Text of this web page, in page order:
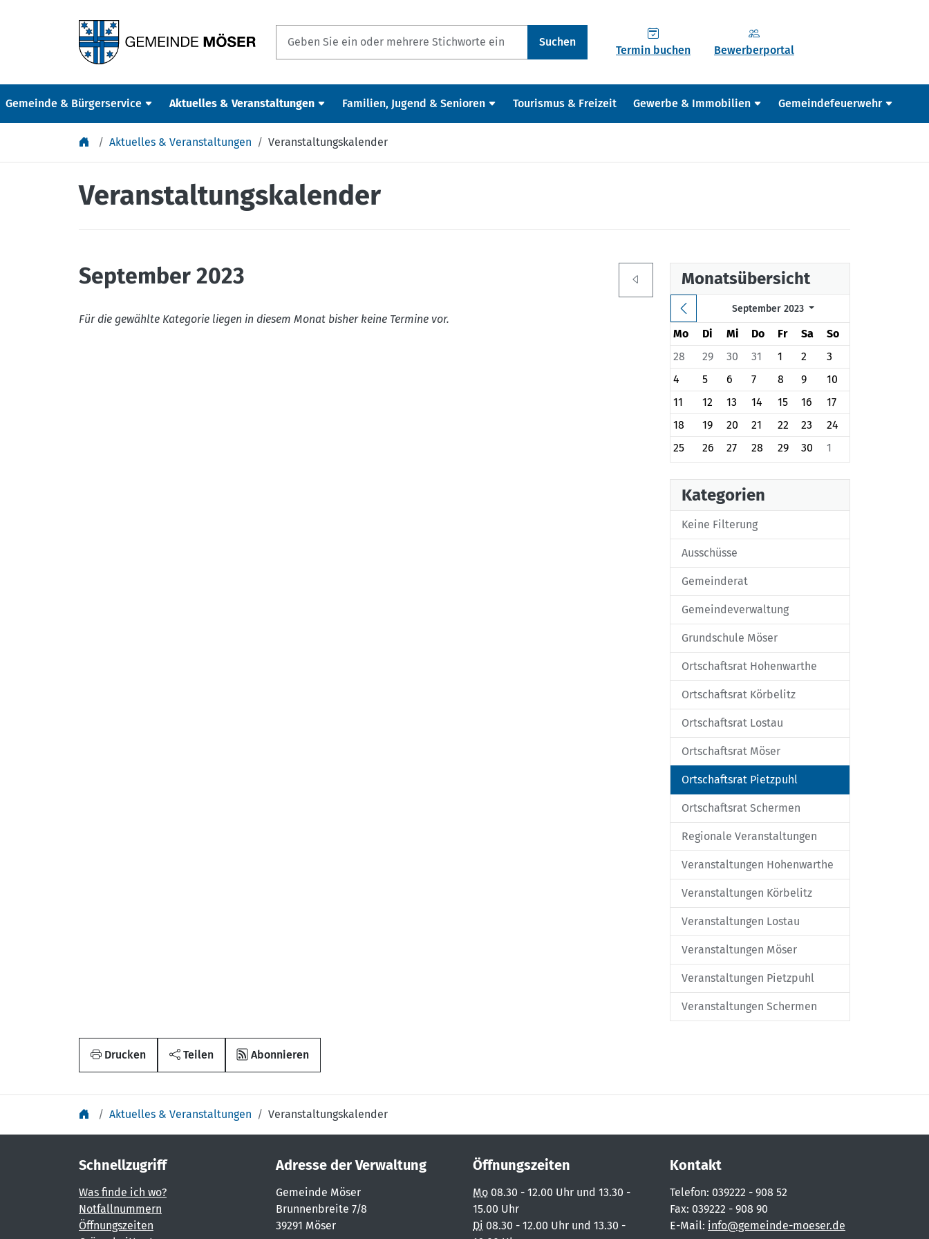
Suchen
Termin buchen Bewerberportal
Gemeinde & Bürgerservice Aktuelles & Veranstaltungen Familien, Jugend & Senioren Tourismus & Freizeit Gewerbe & Immobilien Gemeindefeuerwehr
Aktuelles & Veranstaltungen Veranstaltungskalender
Veranstaltungskalender
September 2023
Für die gewählte Kategorie liegen in diesem Monat bisher keine Termine vor.
Monatsübersicht
September 2023
Mo Di Mi Do Fr Sa
So
28
29 30 31 1 2
3
4
5 6 7 8 9
10
11
12 13 14 15 16
17
18
19 20 21 22 23
24
25
26 27 28 29 30 1
Kategorien
Keine Filterung
Ausschüsse
Gemeinderat
Gemeindeverwaltung
Grundschule Möser
Ortschaftsrat Hohenwarthe
Ortschaftsrat Körbelitz
Ortschaftsrat Lostau
Ortschaftsrat Möser
Ortschaftsrat Pietzpuhl
Ortschaftsrat Schermen
Regionale Veranstaltungen
Veranstaltungen Hohenwarthe
Veranstaltungen Körbelitz
Veranstaltungen Lostau
Veranstaltungen Möser
Veranstaltungen Pietzpuhl
Veranstaltungen Schermen
Drucken Teilen Abonnieren
Aktuelles & Veranstaltungen Veranstaltungskalender
Schnellzugriff
Was finde ich wo?
Notfallnummern
Öffnungszeiten
Adresse der Verwaltung
Gemeinde Möser
Brunnenbreite 7/8
39291 Möser
Öffnungszeiten
Mo 08.30 - 12.00 Uhr und 13.30 -
15.00 Uhr
Di 08.30 - 12.00 Uhr und 13.30 -
Kontakt
Telefon: 039222 - 908 52
Fax: 039222 - 908 90
E-Mail: info@gemeinde-moeser.de